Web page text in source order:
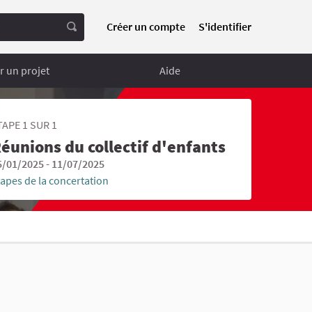
Créer un compte S'identifier
un projet Aide
1 SUR 1
du collectif d'enfants
01/2025 - 11/07/2025
de la concertation